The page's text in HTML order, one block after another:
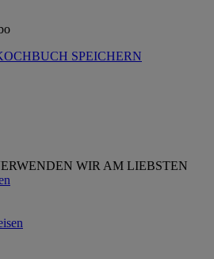
SPEICHERN
WIR AM LIEBSTEN